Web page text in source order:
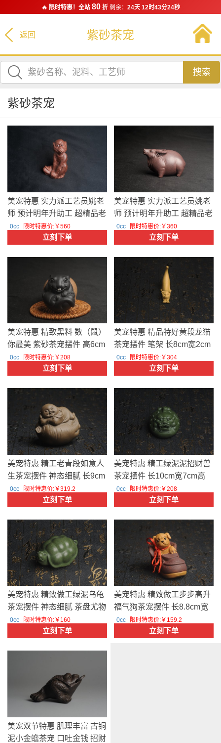
🔥 限时特惠！全站 80折剩余： 24天 12时43分23秒
返回 紫砂茶宠
搜索
紫砂茶宠
美宠特惠 实力派工艺员姚老
师 预计明年升助工 超精品老
紫泥紫砂美猴灵猴茶宠 高
11cm 肌理丰富生 编号
0cc 限时特惠价:￥560
立刻下单
美宠特惠 实力派工艺员姚老
师 预计明年升助工 超精品老
青灰泥孺子牛茶宠 长8cm高
5cm 肌理 编号34179 美壶定
0cc 限时特惠价:￥360
立刻下单
美宠特惠 精致黑料 数（鼠）
你最美 紫砂茶宠摆件 高6cm
编号34101 美壶定制
0cc 限时特惠价:￥208
立刻下单
美宠特惠 精品特好黄段龙猫
茶宠摆件 笔架 长8cm宽2cm
高7.5cm 编号34023 美壶定
0cc 限时特惠价:￥304
立刻下单
美宠特惠 精工老青段如意人
生茶宠摆件 神态细腻 长9cm
宽7cm高7cm 编号33723 美
0cc 限时特惠价:￥319.2
立刻下单
美宠特惠 精工绿泥泥招财兽
茶宠摆件 长10cm宽7cm高
5cm 编号33712 美壶定制
0cc 限时特惠价:￥208
立刻下单
美宠特惠 精致做工绿泥乌龟
茶宠摆件 神态细腻 茶盘尤物
长9cm宽6cm高4.5cm 编号
33709 美壶定制
0cc 限时特惠价:￥160
立刻下单
美宠特惠 精致做工步步高升
福气狗茶宠摆件 长8.8cm宽
4.5到5cm高8.8cm 编号
33665 美壶定制
0cc 限时特惠价:￥159.2
立刻下单
美宠双节特惠 肌理丰富 古铜
泥小金蟾茶宠 口吐金钱 招财